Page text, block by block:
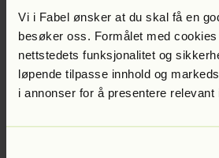
Vi i Fabel ønsker at du skal få en
besøker oss. Formålet med
nettstedets funksjonalitet og
løpende tilpasse innhold og
i annonser for å presentere relevant